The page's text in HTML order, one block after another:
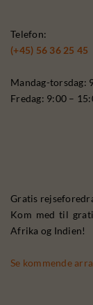
Telefon:
(+45) 56 36 25 45
Mandag-torsdag:
Fredag: 9:00 –
Gratis
Kom med til
Afrika og Indien!
Se kommende